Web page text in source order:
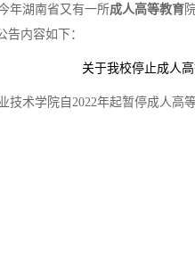
年湖南省又有一所成人高等教育
内容如下：
关于我校停止成人
术学院自2022年起暂停成人高